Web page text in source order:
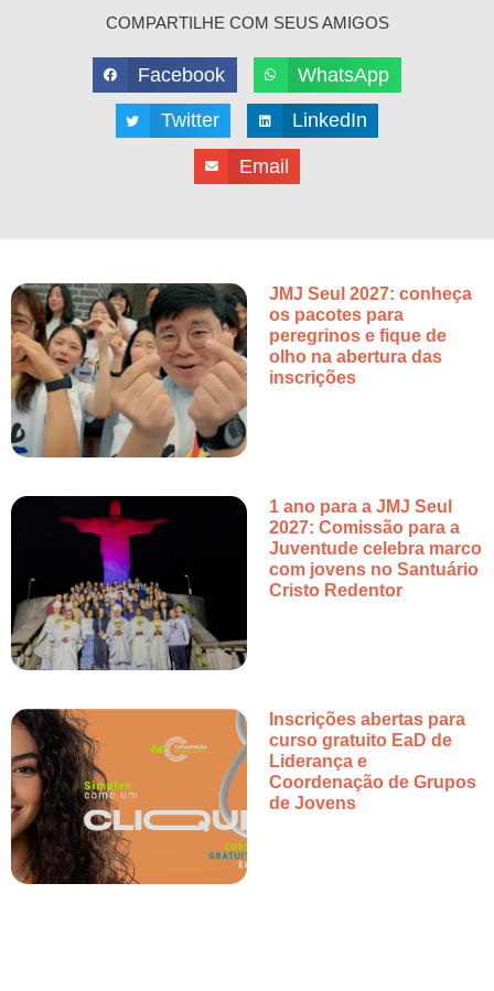
COMPARTILHE COM SEUS AMIGOS
Facebook WhatsApp
Twitter LinkedIn
Email
JMJ Seul 2027: conheça
os pacotes para
peregrinos e fique de
olho na abertura das
inscrições
1 ano para a JMJ Seul
2027: Comissão para a
Juventude celebra marco
com jovens no Santuário
Cristo Redentor
Inscrições abertas para
curso gratuito EaD de
Liderança e
Coordenação de Grupos
de Jovens